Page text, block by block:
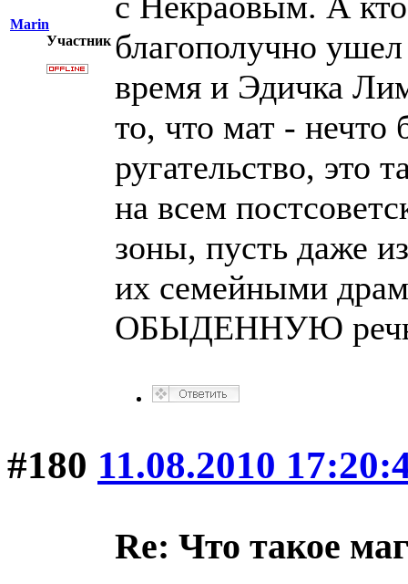
Marin
Участник благополучно
время и Эдичка
то, что мат - нечто
ругательство, это
на всем
зоны, пусть даже
их семейными
ОБЫДЕННУЮ речь
#180 11.08.2010
Re: Что такое